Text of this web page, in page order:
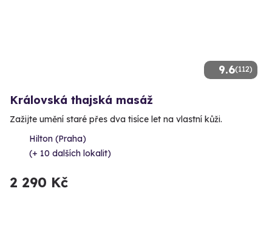
9.6(112)
Královská thajská masáž
Zažijte umění staré přes dva tisíce let na vlastní kůži.
Hilton (Praha)
(+ 10 dalších lokalit)
2 290 Kč